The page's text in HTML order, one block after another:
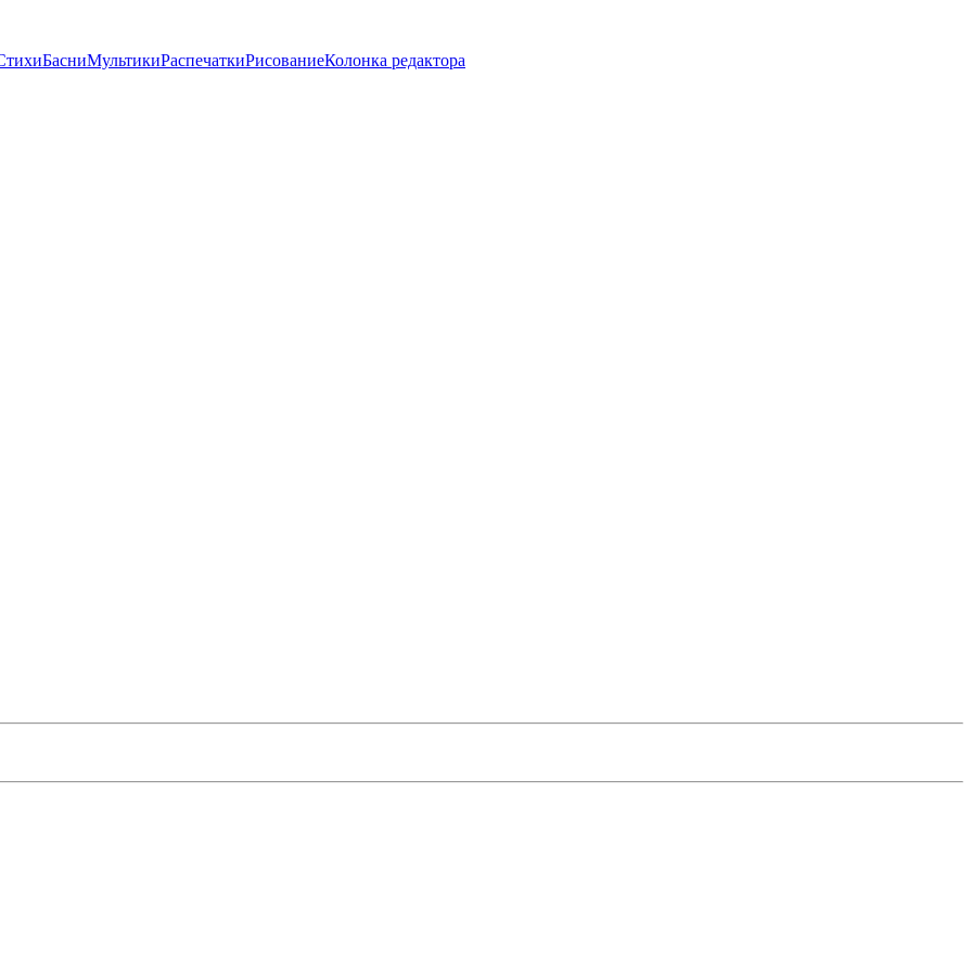
БасниМультикиРаспечаткиРисованиеКолонка редактора